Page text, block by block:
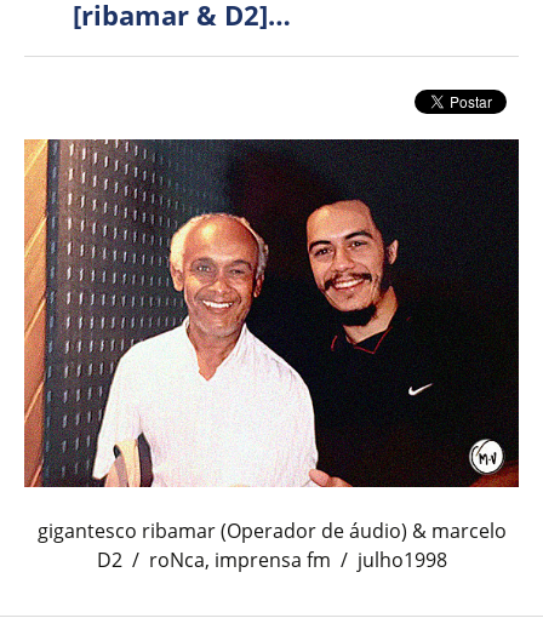
[ribamar & D2]…
gigantesco ribamar (Operador de áudio) & marcelo
D2 / roNca, imprensa fm / julho1998